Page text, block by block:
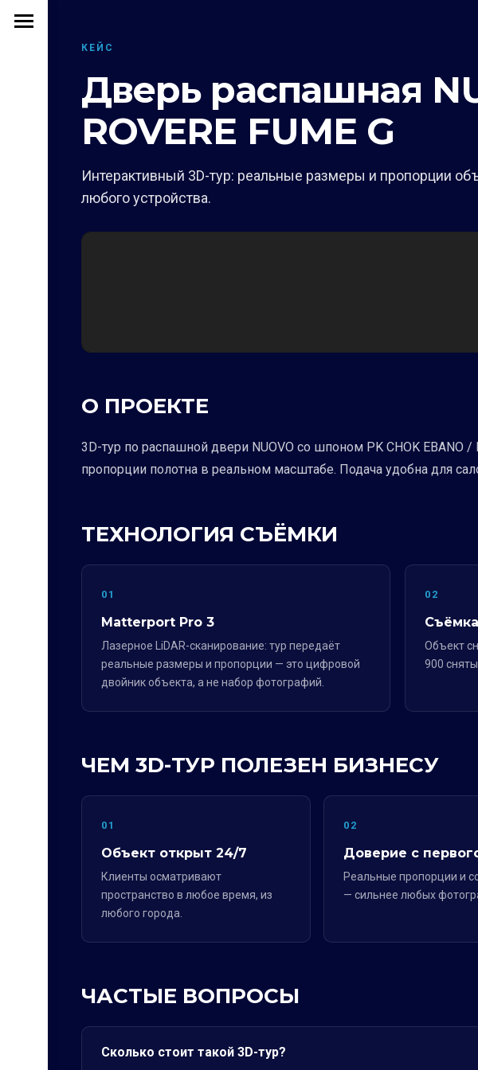
КЕЙС
Дверь распашная
ROVERE FUME G
Интерактивный 3D-тур: реальные размеры и пропорции
любого устройства.
О ПРОЕКТЕ
3D-тур по распашной двери NUOVO со шпоном PK CHOK EBANO
пропорции полотна в реальном масштабе. Подача удобна для
ТЕХНОЛОГИЯ СЪЁМКИ
01
Matterport Pro 3
Лазерное LiDAR-сканирование: тур передаёт
реальные размеры и пропорции — это цифровой
двойник объекта, а не набор фотографий.
02
Объект
900
ЧЕМ 3D-ТУР ПОЛЕЗЕН БИЗНЕСУ
01
Объект открыт 24/7
Клиенты осматривают
пространство в любое время, из
любого города.
02
Доверие с
Реальные пропорции и
— сильнее любых
ЧАСТЫЕ ВОПРОСЫ
Сколько стоит такой 3D-тур?